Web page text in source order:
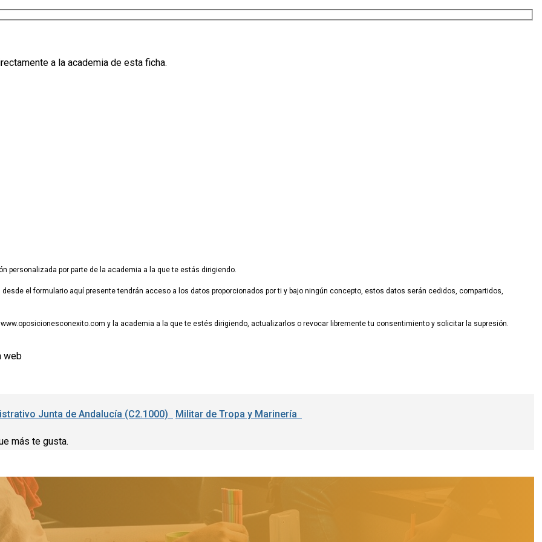
a la academia de esta ficha.
por parte de la academia a la que te estás dirigiendo.
desde el formulario aquí presente tendrán acceso a los datos proporcionados por ti y bajo ningún concepto, estos datos serán cedidos, compartidos,
y la academia a la que te estés dirigiendo, actualizarlos o revocar libremente tu consentimiento y solicitar la supresión.
web
Junta de Andalucía (C2.1000) Militar de Tropa y Marinería
más te gusta.